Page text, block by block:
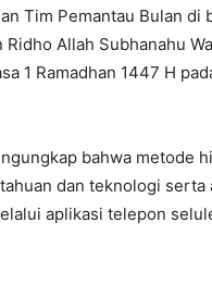
Tim Pemantau Bulan di
Allah Subhanahu
1 Ramadhan 1447 H
bahwa metode
dan teknologi
aplikasi telepon